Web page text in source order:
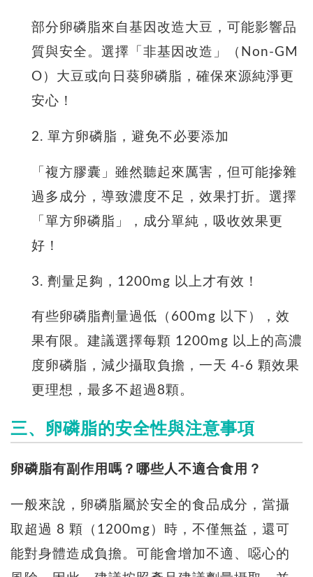
部分卵磷脂來自基因改造大豆，可能影響品
質與安全。選擇「非基因改造」（Non-GM
O）大豆或向日葵卵磷脂，確保來源純淨更
安心！
2. 單方卵磷脂，避免不必要添加
「複方膠囊」雖然聽起來厲害，但可能摻雜
過多成分，導致濃度不足，效果打折。選擇
「單方卵磷脂」，成分單純，吸收效果更
好！
3. 劑量足夠，1200mg 以上才有效！
有些卵磷脂劑量過低（600mg 以下），效
果有限。建議選擇每顆 1200mg 以上的高濃
度卵磷脂，減少攝取負擔，一天 4-6 顆效果
更理想，最多不超過8顆。
三、卵磷脂的安全性與注意事項
卵磷脂有副作用嗎？哪些人不適合食用？
一般來說，卵磷脂屬於安全的食品成分， 當攝
取超過 8 顆（1200mg）時，不僅無益，還可
能對身體造成負擔。
可能會增加不適、噁心的